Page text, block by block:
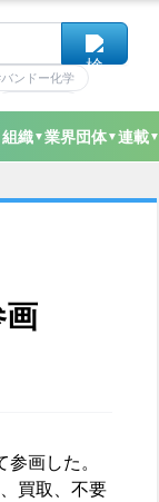
ンドー化学
織▼業界団体▼連載▼
画した。
買取、不要